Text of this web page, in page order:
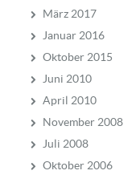
März 2017
Januar 2016
Oktober 2015
Juni 2010
April 2010
November 2008
Juli 2008
Oktober 2006